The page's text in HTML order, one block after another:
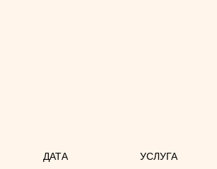
ДАТА УСЛУГА